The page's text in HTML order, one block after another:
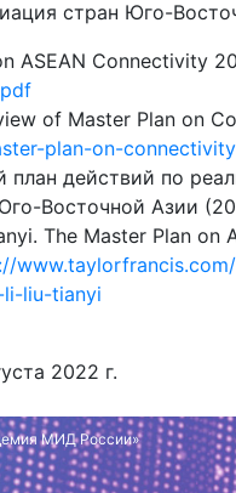
стран Юго-
ASEAN Connectivity
of Master Plan on
plan-on-
план действий по
Восточной Азии
The Master Plan
liu-tianyi
2022 г.
МИД России»